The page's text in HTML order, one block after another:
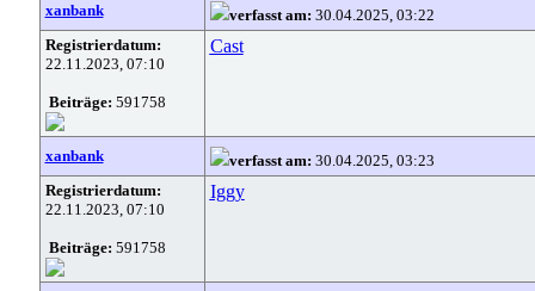
xanbank verfasst am: 30.04.2025, 03:22
Registrierdatum:
22.11.2023, 07:10
Beiträge: 591758
Cast
xanbank verfasst am: 30.04.2025, 03:23
Registrierdatum:
22.11.2023, 07:10
Beiträge: 591758
Iggy